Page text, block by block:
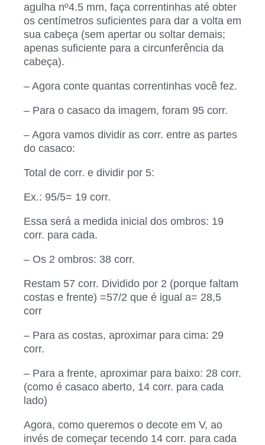
agulha nº4.5 mm, faça correntinhas até obter
os centímetros suficientes para dar a volta em
sua cabeça (sem apertar ou soltar demais;
apenas suficiente para a circunferência da
cabeça).
– Agora conte quantas correntinhas você fez.
– Para o casaco da imagem, foram 95 corr.
– Agora vamos dividir as corr. entre as partes
do casaco:
Total de corr. e dividir por 5:
Ex.: 95/5= 19 corr.
Essa será a medida inicial dos ombros: 19
corr. para cada.
– Os 2 ombros: 38 corr.
Restam 57 corr. Dividido por 2 (porque faltam
costas e frente) =57/2 que é igual a= 28,5
corr
– Para as costas, aproximar para cima: 29
corr.
– Para a frente, aproximar para baixo: 28 corr.
(como é casaco aberto, 14 corr. para cada
lado)
Agora, como queremos o decote em V, ao
invés de começar tecendo 14 corr. para cada